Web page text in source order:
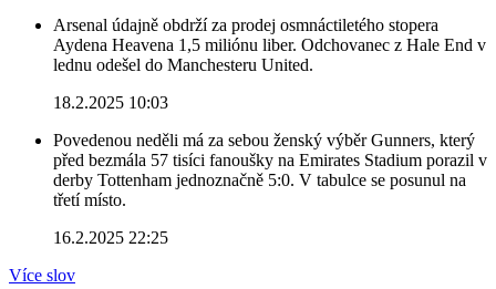
Arsenal údajně obdrží za prodej osmnáctiletého stopera
Aydena Heavena 1,5 miliónu liber. Odchovanec z Hale End v
lednu odešel do Manchesteru United.
18.2.2025 10:03
Povedenou neděli má za sebou ženský výběr Gunners, který
před bezmála 57 tisíci fanoušky na Emirates Stadium porazil v
derby Tottenham jednoznačně 5:0. V tabulce se posunul na
třetí místo.
16.2.2025 22:25
Více slov